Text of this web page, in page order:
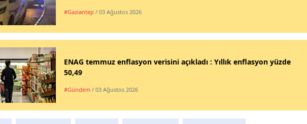
Trabzon
Tunceli
Van
#Gaziantep / 03 Ağustos 2026
ENAG temmuz enflasyon verisini açıkladı : Yıllık enflasyon yüzde
50,49
#Gündem / 03 Ağustos 2026